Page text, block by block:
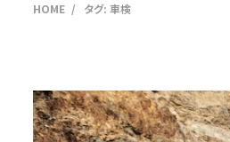
HOME タグ: 車検